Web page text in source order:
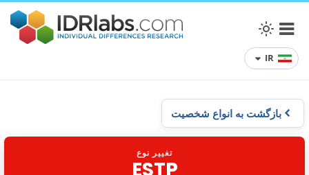
IR
بازگشت به انواع شخصیت
تغییر نوع